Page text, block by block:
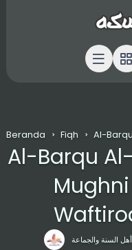
Beranda Fiqh Al-Barqu Al-
السنة والجماعة
Al-Barqu